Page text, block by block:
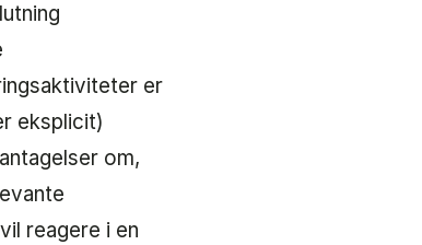
er
eksplicit)
om,
reagere i en